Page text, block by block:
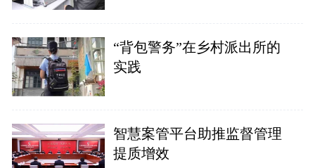
“背包警务”在乡村派出所的
实践
智慧案管平台助推监督管理
提质增效